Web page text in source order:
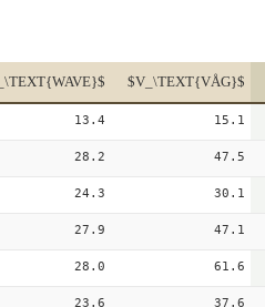
$V_\TEXT{VÅG}$
13.4 15.1
28.2 47.5
24.3 30.1
27.9 47.1
28.0 61.6
23.6 37.6